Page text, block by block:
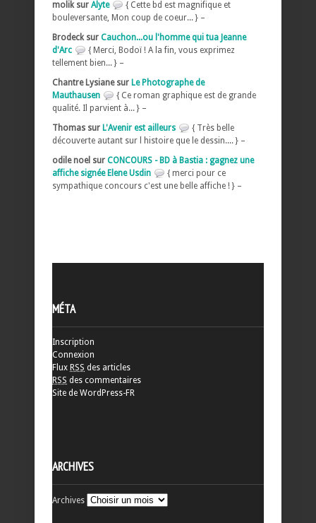
molik sur Alyte
{ Cette bd est magnifique et
bouleversante, Mon coup de coeur... } –
Brodeck sur Cauchon...ou l'homme qui tua Jeanne
d'Arc
{ Merci, Bodoï ! A la fin, vous exprimez
tellement bien... } –
Chantre Lysiane sur Le Photographe de
Mauthausen
{ Ce roman graphique est de grande
qualité. Il parvient à... } –
Thomas sur L'Avenir est ailleurs
{ Très belle
découverte autant sur l histoire que le dessin.... } –
odile noel sur CONCOURS - BD à Bastia : gagnez une
affiche signée Elene Usdin
{ merci pour ce
sympathique concours c'est une belle affiche ! } –
MÉTA
Inscription
Connexion
Flux RSS des articles
RSS des commentaires
Site de WordPress-FR
ARCHIVES
Archives